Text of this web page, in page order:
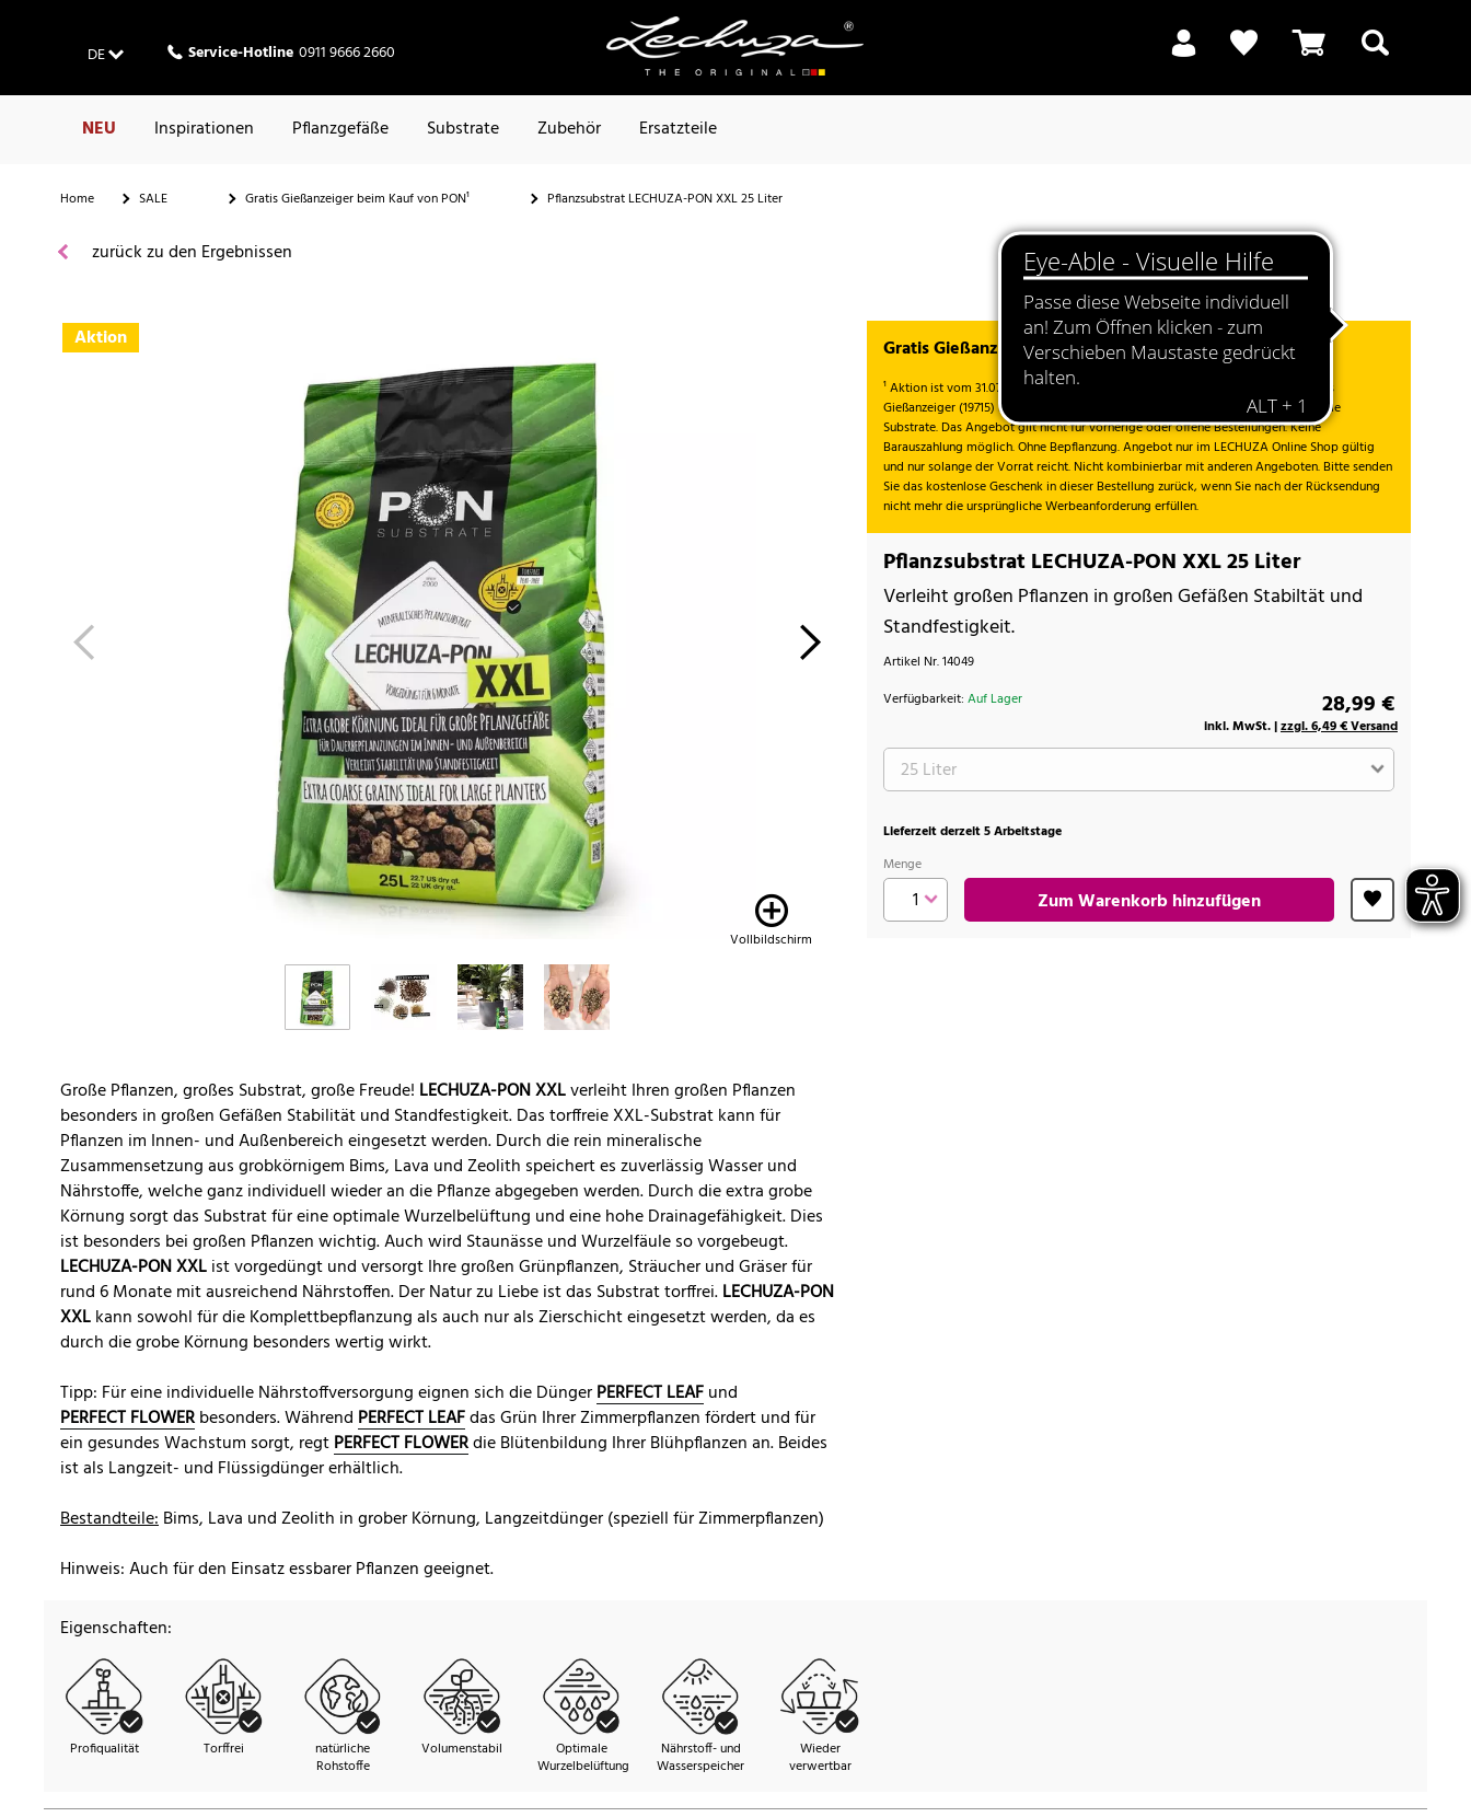
DE Service-Hotline 0911 9666 2660
NEU Inspirationen Pflanzgefäße Substrate Zubehör Ersatzteile
Suchen
Home SALE Gratis Gießanzeiger beim Kauf von PON¹ Pflanzsubstrat LECHUZA-PON XXL 25 Liter
zurück zu den Ergebnissen
Aktion
Vollbildschirm
Gratis Gießanzeiger beim Kauf von PON¹
¹ Aktion ist vom 31.07. - 12.08.2026 gültig und nur solange der Vorrat reicht. Gratis
Gießanzeiger (19715) beim Kauf von PON in Höhe von 40 €. Die Aktion umfasst alle
Substrate. Das Angebot gilt nicht für vorherige oder offene Bestellungen. Keine
Barauszahlung möglich. Ohne Bepflanzung. Angebot nur im LECHUZA Online Shop gültig
und nur solange der Vorrat reicht. Nicht kombinierbar mit anderen Angeboten. Bitte senden
Sie das kostenlose Geschenk in dieser Bestellung zurück, wenn Sie nach der Rücksendung
nicht mehr die ursprüngliche Werbeanforderung erfüllen.
Pflanzsubstrat LECHUZA-PON XXL 25 Liter
Verleiht großen Pflanzen in großen Gefäßen Stabiltät und
Standfestigkeit.
Artikel Nr.14049
Verfügbarkeit:Auf Lager 28,99 €
inkl. MwSt. |zzgl. 6,49 € Versand
Lieferzeit derzeit 5 Arbeitstage
Menge
Zum Warenkorb hinzufügen
Große Pflanzen, großes Substrat, große Freude! LECHUZA-PON XXLverleiht Ihren großen Pflanzen
besonders in großen Gefäßen Stabilität und Standfestigkeit. Das torffreie XXL-Substrat kann für
Pflanzen im Innen- und Außenbereich eingesetzt werden. Durch die rein mineralische
Zusammensetzung aus grobkörnigem Bims, Lava und Zeolith speichert es zuverlässig Wasser und
Nährstoffe, welche ganz individuell wieder an die Pflanze abgegeben werden. Durch die extra grobe
Körnung sorgt das Substrat für eine optimale Wurzelbelüftung und eine hohe Drainagefähigkeit. Dies
ist besonders bei großen Pflanzen wichtig. Auch wird Staunässe und Wurzelfäule so vorgebeugt.
LECHUZA-PON XXList vorgedüngt und versorgt Ihre großen Grünpflanzen, Sträucher und Gräser für
rund 6 Monate mit ausreichend Nährstoffen. Der Natur zu Liebe ist das Substrat torffrei.LECHUZA-PON
XXLkann sowohl für die Komplettbepflanzung als auch nur als Zierschicht eingesetzt werden, da es
durch die grobe Körnung besonders wertig wirkt.
Tipp: Für eine individuelle Nährstoffversorgung eignen sich die DüngerPERFECT LEAFund
PERFECT FLOWERbesonders. Während PERFECT LEAFdas Grün Ihrer Zimmerpflanzen fördert und für
ein gesundes Wachstum sorgt, regtPERFECT FLOWERdie Blütenbildung Ihrer Blühpflanzen an. Beides
ist als Langzeit- und Flüssigdünger erhältlich.
Bestandteile:Bims, Lava und Zeolith in grober Körnung, Langzeitdünger (speziell für Zimmerpflanzen)
Hinweis: Auch für den Einsatz essbarer Pflanzen geeignet.
Eigenschaften:
Profiqualität Torffrei
natürliche
Rohstoffe
Volumenstabil
Optimale
Wurzelbelüftung
Nährstoff- und
Wasserspeicher
Wieder
verwertbar